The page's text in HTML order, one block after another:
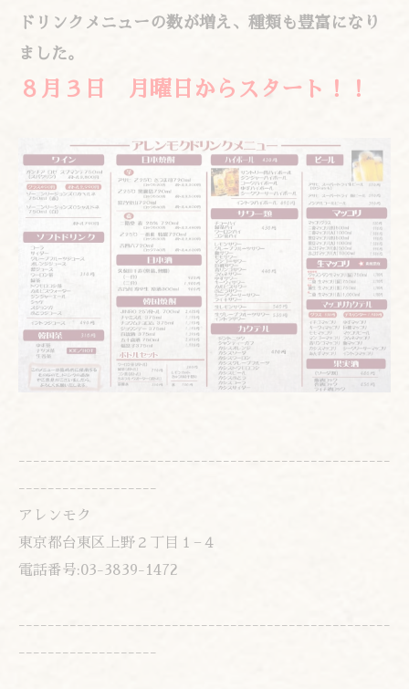
ドリンクメニューの数が増え、種類も豊富になり
ました。
８月３日 月曜日からスタート！！
---------------------------------------------------
-------------------
アレンモク
東京都台東区上野２丁目１−４
電話番号:03-3839-1472
---------------------------------------------------
-------------------